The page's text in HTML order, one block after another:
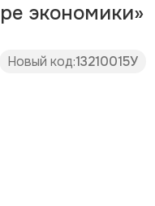
экономики»
Новый код:13210015У